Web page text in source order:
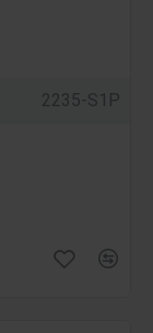
2235-S1P